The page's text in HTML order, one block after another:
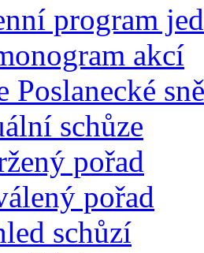
program
akcí
Poslanecké
schůze
pořad
pořad
schůzí